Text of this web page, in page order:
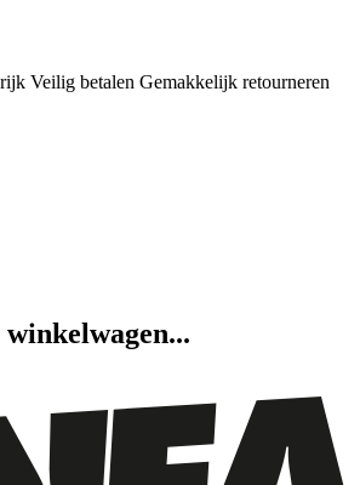
Veilig betalen Gemakkelijk retourneren
winkelwagen...